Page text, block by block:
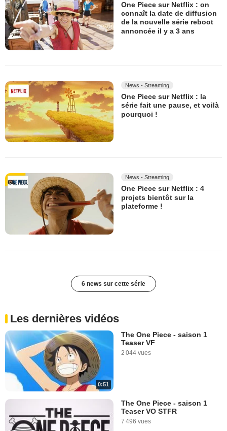
One Piece sur Netflix : on
connaît la date de diffusion
de la nouvelle série reboot
annoncée il y a 3 ans
News - Streaming
One Piece sur Netflix : la
série fait une pause, et voilà
pourquoi !
News - Streaming
One Piece sur Netflix : 4
projets bientôt sur la
plateforme !
6 news sur cette série
Les dernières vidéos
0:51
The One Piece - saison 1
Teaser VF
2 044 vues
The One Piece - saison 1
Teaser VO STFR
7 496 vues